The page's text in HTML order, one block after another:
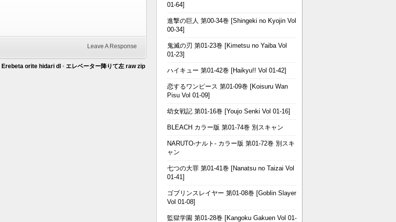
Leave A Response
Erebeta orite hidari dl • エレベーター降りて左 raw zip
01-64]
進撃の巨人 第00-34巻 [Shingeki no Kyojin Vol
00-34]
鬼滅の刃 第01-23巻 [Kimetsu no Yaiba Vol
01-23]
ハイキュー 第01-42巻 [Haikyu!! Vol 01-42]
恋するワンピース 第01-09巻 [Koisuru Wan
Pisu Vol 01-09]
幼女戦記 第01-16巻 [Youjo Senki Vol 01-16]
BLEACH カラー版 第01-74巻 別スキャン
NARUTO-ナルト- カラー版 第01-72巻 別スキ
ャン
七つの大罪 第01-41巻 [Nanatsu no Taizai Vol
01-41]
ゴブリンスレイヤー 第01-08巻 [Goblin Slayer
Vol 01-08]
監獄学園 第01-28巻 [Kangoku Gakuen Vol 01-